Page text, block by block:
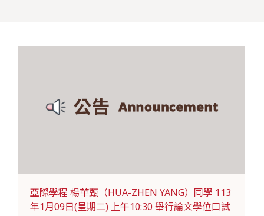
亞際學程 楊華甄（HUA-ZHEN YANG）同學 113
年1月09日(星期二) 上午10:30 舉行論文學位口試